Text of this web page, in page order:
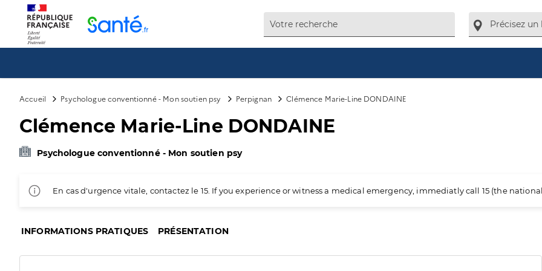
Accueil Psychologue conventionné - Mon soutien psy Perpignan Clémence Marie-Line DONDAINE
Clémence Marie-Line DONDAINE
Psychologue conventionné - Mon soutien psy
En cas d'urgence vitale, contactez le 15. If you experience or witness a medical emergency, immediatly call 15 (the
INFORMATIONS PRATIQUES PRÉSENTATION
Panneau de gestion des cookies